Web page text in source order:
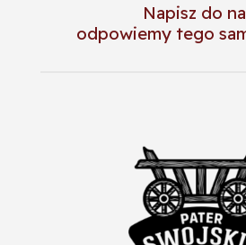
Napisz do
odpowiemy tego